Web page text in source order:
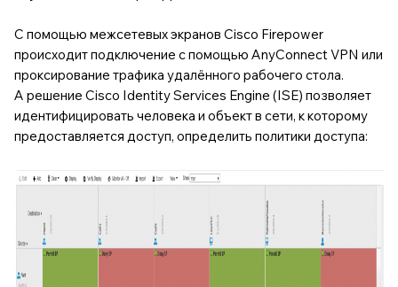
С помощью межсетевых экранов Cisco Firepower
происходит подключение с помощью AnyConnect VPN или
проксирование трафика удалённого рабочего стола.
А решение Cisco Identity Services Engine (ISE) позволяет
идентифицировать человека и объект в сети, к которому
предоставляется доступ, определить политики доступа: